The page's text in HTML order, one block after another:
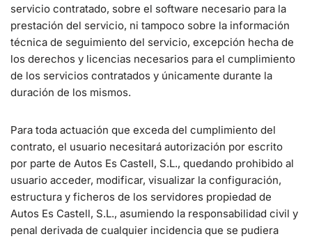
servicio contratado, sobre el software necesario para la
prestación del servicio, ni tampoco sobre la información
técnica de seguimiento del servicio, excepción hecha de
los derechos y licencias necesarios para el cumplimiento
de los servicios contratados y únicamente durante la
duración de los mismos.
Para toda actuación que exceda del cumplimiento del
contrato, el usuario necesitará autorización por escrito
por parte de Autos Es Castell, S.L., quedando prohibido al
usuario acceder, modificar, visualizar la configuración,
estructura y ficheros de los servidores propiedad de
Autos Es Castell, S.L., asumiendo la responsabilidad civil y
penal derivada de cualquier incidencia que se pudiera